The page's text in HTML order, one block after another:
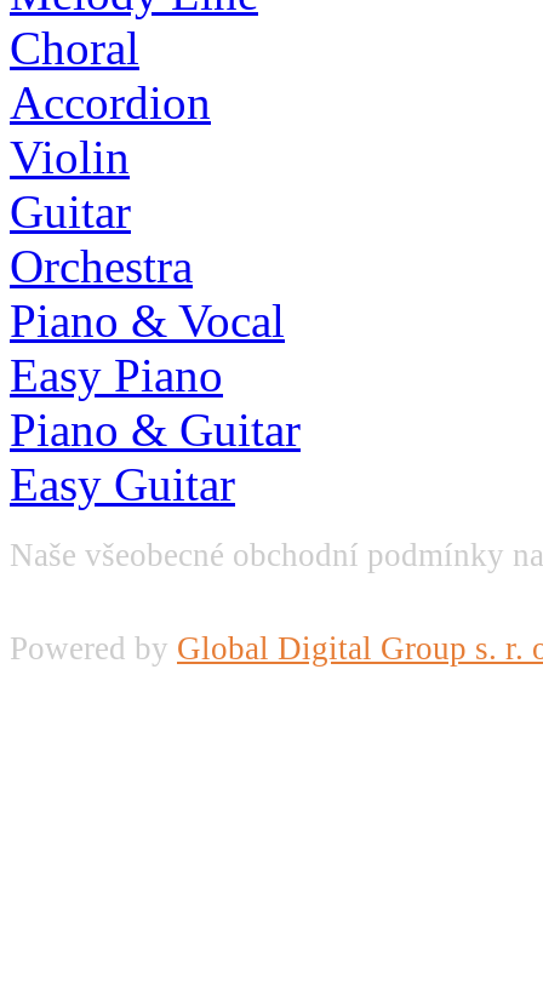
Choral
Accordion
Violin
Guitar
Orchestra
Piano & Vocal
Easy Piano
Piano & Guitar
Easy Guitar
Naše všeobecné obchodní podmínky
Powered by Global Digital Group s. r.